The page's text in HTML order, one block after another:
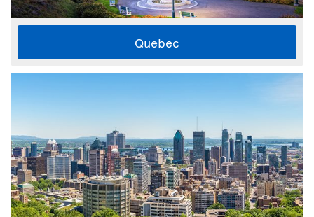
Quebec